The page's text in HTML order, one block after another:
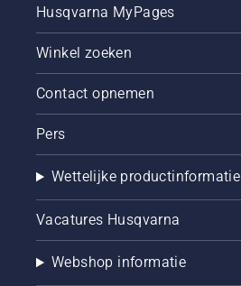
Husqvarna MyPages
Winkel zoeken
Contact opnemen
Pers
Wettelijke productinformatie
Vacatures Husqvarna
Webshop informatie